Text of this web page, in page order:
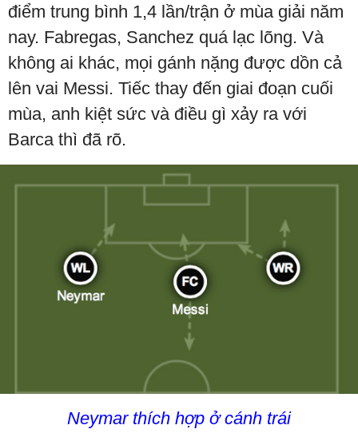
điểm trung bình 1,4 lần/trận ở mùa giải năm
nay. Fabregas, Sanchez quá lạc lõng. Và
không ai khác, mọi gánh nặng được dồn cả
lên vai Messi. Tiếc thay đến giai đoạn cuối
mùa, anh kiệt sức và điều gì xảy ra với
Barca thì đã rõ.
Neymar thích hợp ở cánh trái